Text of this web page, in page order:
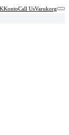
KontoCall UsVarukorg